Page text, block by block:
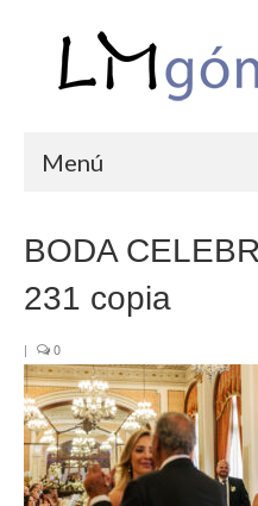
Menú
COMUNIONES
CORPORATIVAS
SEMANA SANTA
BLOG
BODA
231 copia
| 0